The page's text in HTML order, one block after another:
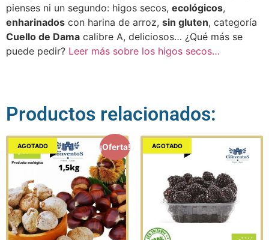
pienses ni un segundo: higos secos, ecológicos,
enharinados con harina de arroz, sin gluten, categoría
Cuello de Dama calibre A, deliciosos… ¿Qué más se
puede pedir? Leer más sobre los higos secos…
Productos relacionados:
AGOTADO ¡Oferta! AGOTADO